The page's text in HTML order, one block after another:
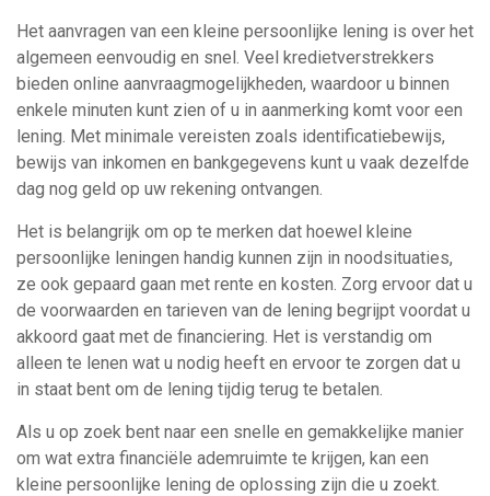
Het aanvragen van een kleine persoonlijke lening is over het
algemeen eenvoudig en snel. Veel kredietverstrekkers
bieden online aanvraagmogelijkheden, waardoor u binnen
enkele minuten kunt zien of u in aanmerking komt voor een
lening. Met minimale vereisten zoals identificatiebewijs,
bewijs van inkomen en bankgegevens kunt u vaak dezelfde
dag nog geld op uw rekening ontvangen.
Het is belangrijk om op te merken dat hoewel kleine
persoonlijke leningen handig kunnen zijn in noodsituaties,
ze ook gepaard gaan met rente en kosten. Zorg ervoor dat u
de voorwaarden en tarieven van de lening begrijpt voordat u
akkoord gaat met de financiering. Het is verstandig om
alleen te lenen wat u nodig heeft en ervoor te zorgen dat u
in staat bent om de lening tijdig terug te betalen.
Als u op zoek bent naar een snelle en gemakkelijke manier
om wat extra financiële ademruimte te krijgen, kan een
kleine persoonlijke lening de oplossing zijn die u zoekt.